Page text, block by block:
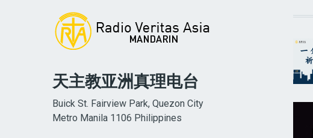
天主教亚洲真理电台
Buick St. Fairview Park, Quezon City
Metro Manila 1106 Philippines